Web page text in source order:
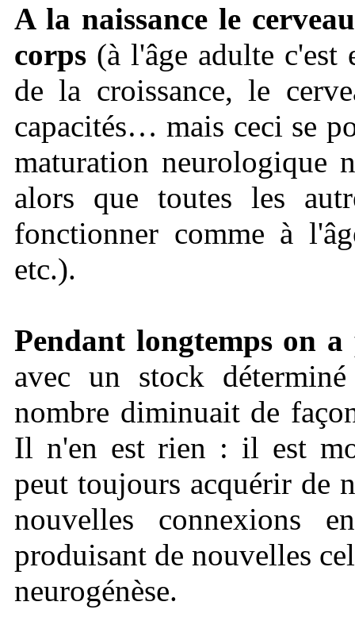
A la naissance le
corps (à l'âge adulte
de la croissance, le
capacités… mais ceci se
maturation neurologique
alors que toutes les
fonctionner comme à
etc.).
Pendant longtemps on a
avec un stock
nombre diminuait de
Il n'en est rien : il est
peut toujours acquérir de
nouvelles connexions
produisant de nouvelles
neurogénèse.